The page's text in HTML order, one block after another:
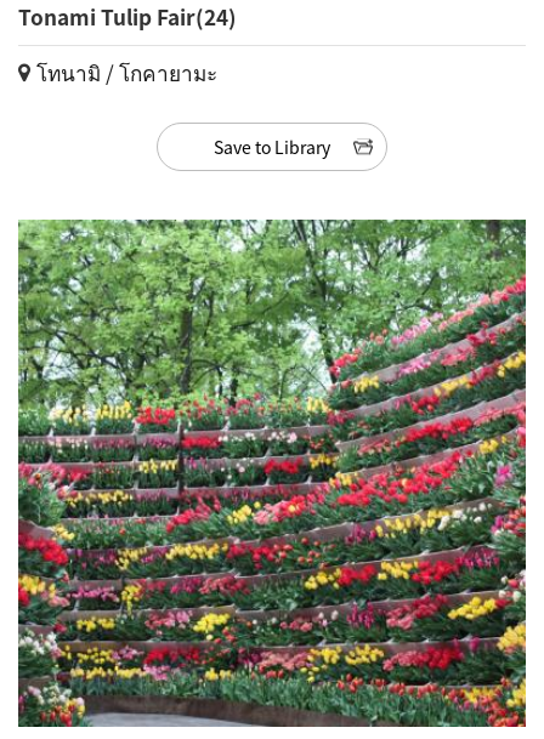
Tonami Tulip Fair(24)
โทนามิ / โกคายามะ
Save to Library